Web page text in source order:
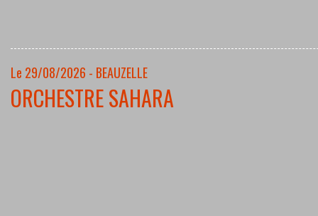
Le 29/08/2026 - BEAUZELLE
ORCHESTRE SAHARA